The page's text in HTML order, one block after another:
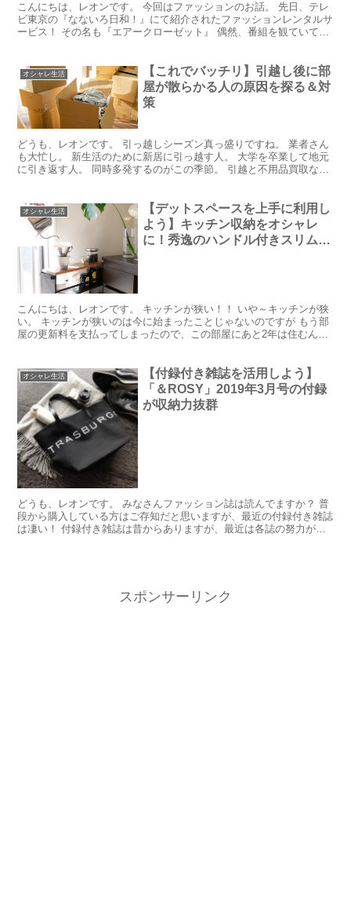
こんにちは、レオンです。 今回はファッションのお話。 先日、テレ
ビ東京の『なないろ日和！』にて紹介されたファッションレンタルサ
ービス！ その名も『エアークローゼット』 偶然、番組を観ていて
オシャレ生活
【これでバッチリ】引越し後に部
屋が散らかる人の原因を探る＆対
策
どうも、レオンです。 引っ越しシーズン真っ盛りですね。 業者さん
も大忙し。 新生活のために新居に引っ越す人。 大学を卒業して地元
に引き返す人。 同時多発するのがこの季節。 引越と不用品買取なら
オシャレ生活
【デットスペースを上手に利用し
よう】キッチン収納をオシャレ
に！秀逸のハンドル付きスリムワ
こんにちは、レオンです。 キッチンが狭い！！ いや～キッチンが狭
い。 キッチンが狭いのは今に始まったことじゃないのですが もう部
屋の更新料を支払ってしまったので、この部屋にあと2年は住むんで
オシャレ生活
【付録付き雑誌を活用しよう】
「＆ROSY」2019年3月号の付録
が収納力抜群
どうも、レオンです。 みなさんファッション誌は読んでますか？ 普
段から購入している方はご存知だと思いますが、最近の付録付き雑誌
は凄い！ 付録付き雑誌は昔からありますが、最近は各誌の努力が付
スポンサーリンク